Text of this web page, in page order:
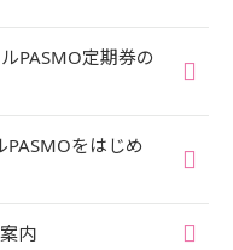
PASMO定期券の
をはじめ
内